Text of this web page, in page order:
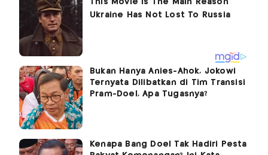
Bukan Hanya Anies-Ahok, Jokowi
Ternyata Dilibatkan di Tim Transisi
Pram-Doel, Apa Tugasnya?
Kenapa Bang Doel Tak Hadiri Pesta